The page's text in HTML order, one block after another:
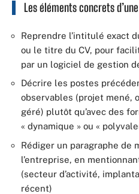
Les éléments concrets
Reprendre l’intitulé exact
ou le titre du CV, pour
par un logiciel de gestion
Décrire les postes
observables (projet mené,
géré) plutôt qu’avec des
« dynamique » ou «
Rédiger un paragraphe de
l’entreprise, en
(secteur d’activité,
récent)